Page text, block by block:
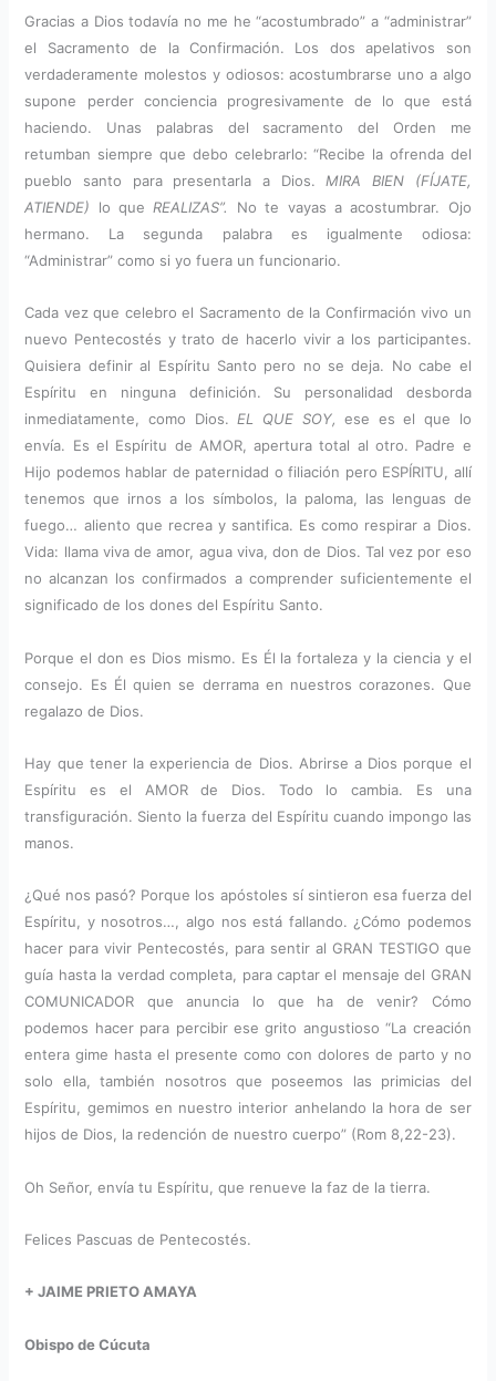
Gracias a Dios todavía no me he “acostumbrado” a “administrar”
el Sacramento de la Confirmación. Los dos apelativos son
verdaderamente molestos y odiosos: acostumbrarse uno a algo
supone perder conciencia progresivamente de lo que está
haciendo. Unas palabras del sacramento del Orden me
retumban siempre que debo celebrarlo: “Recibe la ofrenda del
pueblo santo para presentarla a Dios.MIRA BIEN (FÍJATE,
ATIENDE)
lo queREALIZAS”.
No te vayas a acostumbrar. Ojo
hermano. La segunda palabra es igualmente odiosa:
“Administrar” como si yo fuera un funcionario.
Cada vez que celebro el Sacramento de la Confirmación vivo un
nuevo Pentecostés y trato de hacerlo vivir a los participantes.
Quisiera definir al Espíritu Santo pero no se deja. No cabe el
Espíritu en ninguna definición. Su personalidad desborda
inmediatamente, como Dios.EL QUE SOY, ese es el que lo
envía. Es el Espíritu de AMOR, apertura total al otro. Padre e
Hijo podemos hablar de paternidad o filiación pero ESPÍRITU, allí
tenemos que irnos a los símbolos, la paloma, las lenguas de
fuego… aliento que recrea y santifica. Es como respirar a Dios.
Vida: llama viva de amor, agua viva, don de Dios. Tal vez por eso
no alcanzan los confirmados a comprender suficientemente el
significado de los dones del Espíritu Santo.
Porque el don es Dios mismo. Es Él la fortaleza y la ciencia y el
consejo. Es Él quien se derrama en nuestros corazones. Que
regalazo de Dios.
Hay que tener la experiencia de Dios. Abrirse a Dios porque el
Espíritu es el AMOR de Dios. Todo lo cambia. Es una
transfiguración. Siento la fuerza del Espíritu cuando impongo las
manos.
¿Qué nos pasó? Porque los apóstoles sí sintieron esa fuerza del
Espíritu, y nosotros…, algo nos está fallando. ¿Cómo podemos
hacer para vivir Pentecostés, para sentir al GRAN TESTIGO que
guía hasta la verdad completa, para captar el mensaje del GRAN
COMUNICADOR que anuncia lo que ha de venir? Cómo
podemos hacer para percibir ese grito angustioso “La creación
entera gime hasta el presente como con dolores de parto y no
solo ella, también nosotros que poseemos las primicias del
Espíritu, gemimos en nuestro interior anhelando la hora de ser
hijos de Dios, la redención de nuestro cuerpo” (Rom 8,22-23).
Oh Señor, envía tu Espíritu, que renueve la faz de la tierra.
Felices Pascuas de Pentecostés.
+ JAIME PRIETO AMAYA
Obispo de Cúcuta